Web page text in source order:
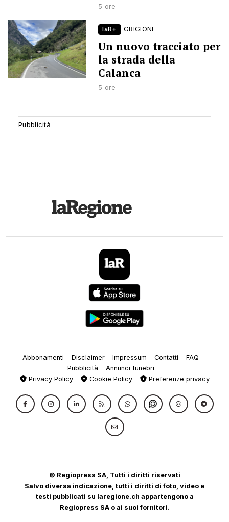
5 ore
laR+ GRIGIONI
Un nuovo tracciato per
la strada della
Calanca
5 ore
Abbonamenti Disclaimer Impressum Contatti
FAQ
Pubblicità
Annunci funebri
Privacy Policy
Cookie Policy Preferenze privacy
© Regiopress SA, Tutti i diritti riservati
Salvo diversa indicazione, tutti i diritti di foto, video e
testi pubblicati su laregione.ch appartengono a
Regiopress SA o ai suoi fornitori.